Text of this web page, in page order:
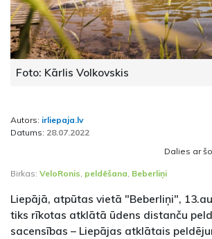
Foto: Kārlis Volkovskis
Autors: irliepaja.lv
Datums: 28.07.2022
Dalies ar
Birkas: VeloRonis, peldēšana, Beberliņi
Liepājā, atpūtas vietā "Beberliņi",
tiks rīkotas atklātā ūdens distanču
sacensības – Liepājas atklātais